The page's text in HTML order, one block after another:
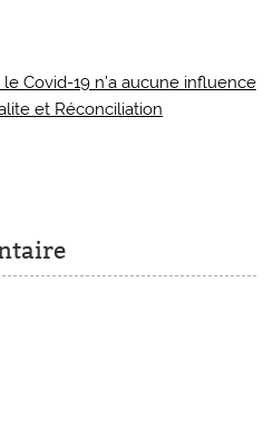
Covid-19 n’a aucune influence
et Réconciliation